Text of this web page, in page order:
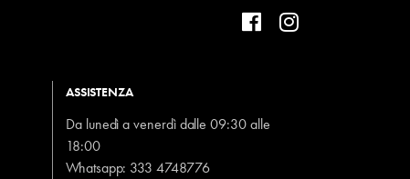
ASSISTENZA
Da lunedì a venerdì dalle 09:30 alle
18:00
Whatsapp: 333 4748776